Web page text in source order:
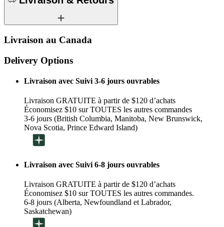
Livraison au Canada
Delivery Options
Livraison avec Suivi 3-6 jours ouvrables
Livraison GRATUITE à partir de $120 d’achats
Économisez $10 sur TOUTES les autres commandes
3-6 jours (British Columbia, Manitoba, New Brunswick,
Nova Scotia, Prince Edward Island)
Livraison avec Suivi 6-8 jours ouvrables
Livraison GRATUITE à partir de $120 d’achats
Économisez $10 sur TOUTES les autres commandes.
6-8 jours (Alberta, Newfoundland et Labrador,
Saskatchewan)